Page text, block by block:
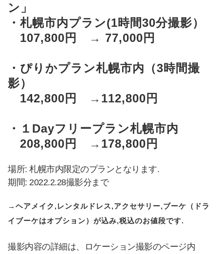
ン」
・札幌市内プラン(1時間30分撮影）
107,800円 → 77,000円
・ぴりかプラン札幌市内（3時間撮
影）
142,800円 →112,800円
・１Dayフリープラン札幌市内
208,800円 →178,800円
場所: 札幌市内限定のプランとなります.
期間: 2022.2.28撮影分まで
→ヘアメイク,レンタルドレス,アクセサリー,ブーケ（ドラ
イブーケはオプション）が込み,税込のお値段です.
撮影内容の詳細は、ロケーション撮影のページ内